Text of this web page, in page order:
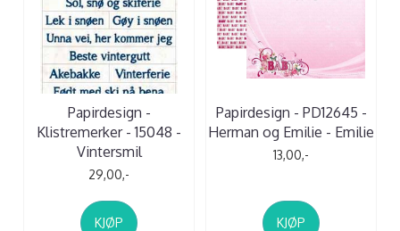
Papirdesign -
Klistremerker - 15048 -
Vintersmil
29,00,-
KJØP
Papirdesign - PD12645 -
Herman og Emilie - Emilie
13,00,-
KJØP